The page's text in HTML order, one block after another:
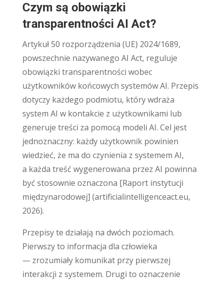
Czym są obowiązki
transparentności AI Act?
Artykuł 50 rozporządzenia (UE) 2024/1689,
powszechnie nazywanego AI Act, reguluje
obowiązki transparentności wobec
użytkowników końcowych systemów AI. Przepis
dotyczy każdego podmiotu, który wdraża
system AI w kontakcie z użytkownikami lub
generuje treści za pomocą modeli AI. Cel jest
jednoznaczny: każdy użytkownik powinien
wiedzieć, że ma do czynienia z systemem AI,
a każda treść wygenerowana przez AI powinna
być stosownie oznaczona [Raport instytucji
międzynarodowej] (artificialintelligenceact.eu,
2026).
Przepisy te działają na dwóch poziomach.
Pierwszy to informacja dla człowieka
— zrozumiały komunikat przy pierwszej
interakcji z systemem. Drugi to oznaczenie